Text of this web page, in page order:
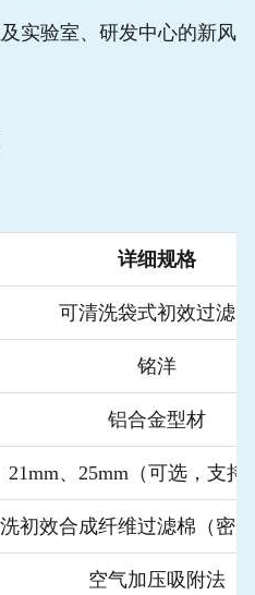
实验室、研发中心的新风
详细规格
可清洗袋式初效过滤器
铭洋
铝合金型材
21mm、25mm（可选，支持
初效合成纤维过滤棉（密
空气加压吸附法